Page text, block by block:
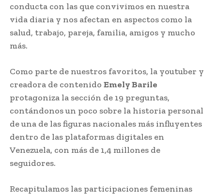
conducta con las que convivimos en nuestra
vida diaria y nos afectan en aspectos como la
salud, trabajo, pareja, familia, amigos y mucho
más.
Como parte de nuestros favoritos, la youtuber y
creadora de contenido Emely Barile
protagoniza la sección de 19 preguntas,
contándonos un poco sobre la historia personal
de una de las figuras nacionales más influyentes
dentro de las plataformas digitales en
Venezuela, con más de 1,4 millones de
seguidores.
Recapitulamos las participaciones femeninas